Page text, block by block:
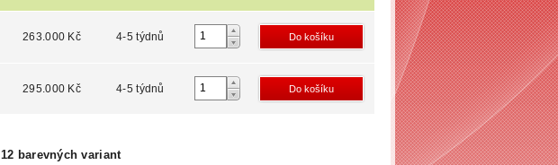
263.000 Kč 4-5 týdnů
295.000 Kč 4-5 týdnů
12 barevných variant